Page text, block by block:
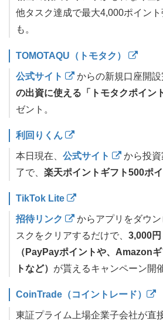
他タスク達成で最大4,000ポイン
も。
TOMOTAQU（トモタク）
公式サイト からの新規口座開設
の出資に使える「トモタクポイン
ゼント。
利回りくん
本日現在、 公式サイト
から投
了で、 楽天ポイントギフト500ポ
TikTok Lite
招待リンク
からアプリをダウ
スクをクリアするだけで、 3,000円
（PayPayポイントや、Amazon
トなど） が貰えるキャンペーン開
CoinTrade（コイントレード）
東証プライム上場企業子会社が直